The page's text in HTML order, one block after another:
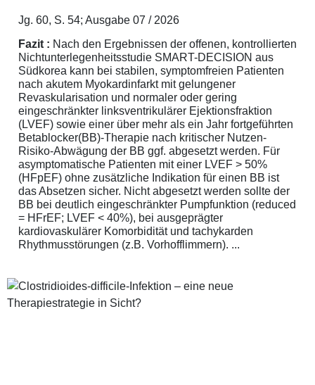
Jg. 60, S. 54; Ausgabe 07 / 2026
Fazit : Nach den Ergebnissen der offenen, kontrollierten
Nichtunterlegenheitsstudie SMART-DECISION aus
Südkorea kann bei stabilen, symptomfreien Patienten
nach akutem Myokardinfarkt mit gelungener
Revaskularisation und normaler oder gering
eingeschränkter linksventrikulärer Ejektionsfraktion
(LVEF) sowie einer über mehr als ein Jahr fortgeführten
Betablocker(BB)-Therapie nach kritischer Nutzen-
Risiko-Abwägung der BB ggf. abgesetzt werden. Für
asymptomatische Patienten mit einer LVEF > 50%
(HFpEF) ohne zusätzliche Indikation für einen BB ist
das Absetzen sicher. Nicht abgesetzt werden sollte der
BB bei deutlich eingeschränkter Pumpfunktion (reduced
= HFrEF; LVEF < 40%), bei ausgeprägter
kardiovaskulärer Komorbidität und tachykarden
Rhythmusstörungen (z.B. Vorhofflimmern). ...